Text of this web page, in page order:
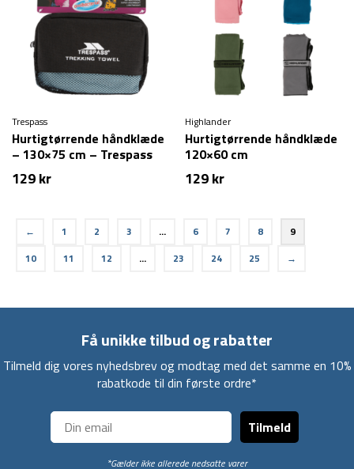
Trespass
Hurtigtørrende håndklæde
– 130×75 cm – Trespass
Soggy
129kr
Highlander
Hurtigtørrende håndklæde
120×60 cm
129kr
← 1 2 3 … 6 7 8
9
10
11 12 … 23 24 25 →
Få unikke tilbud og rabatter
Tilmeld dig vores nyhedsbrev og modtag med det samme en 10%
rabatkode til din første ordre*
Tilmeld
*Gælder ikke allerede nedsatte varer